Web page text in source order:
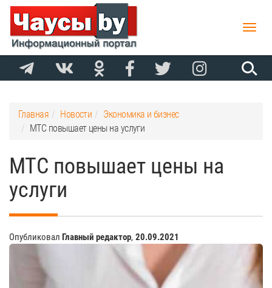
Toggle
Главная Новости
Экономика и бизнес
МТС повышает цены на услуги
МТС повышает цены на
услуги
Опубликовал Главный редактор, 20.09.2021